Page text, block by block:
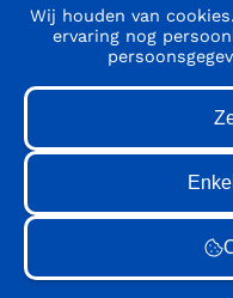
Doe de
10 stappen om
© Franchise.be - BE
Wij houden van
ervaring nog